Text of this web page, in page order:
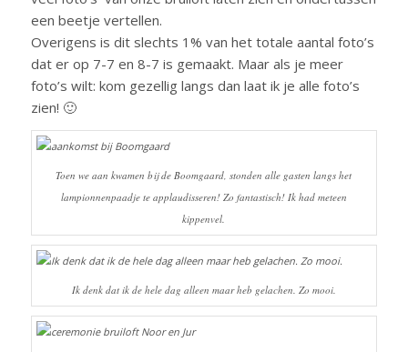
een beetje vertellen.
Overigens is dit slechts 1% van het totale aantal foto’s
dat er op 7-7 en 8-7 is gemaakt. Maar als je meer
foto’s wilt: kom gezellig langs dan laat ik je alle foto’s
zien! 🙂
Toen we aan kwamen bij de Boomgaard, stonden alle gasten langs het
lampionnenpaadje te applaudisseren! Zo fantastisch! Ik had meteen
kippenvel.
Ik denk dat ik de hele dag alleen maar heb gelachen. Zo mooi.